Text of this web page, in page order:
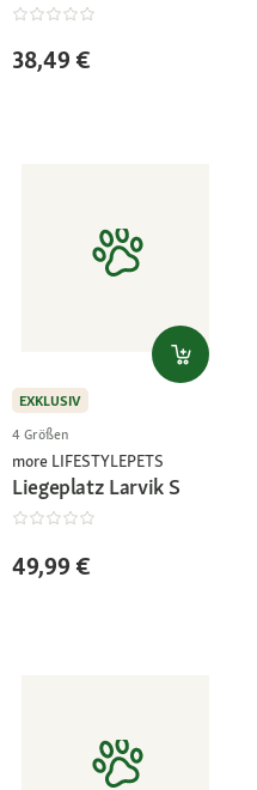
38,49 €
EXKLUSIV
4 Größen
more LIFESTYLEPETS
Liegeplatz Larvik S
49,99 €